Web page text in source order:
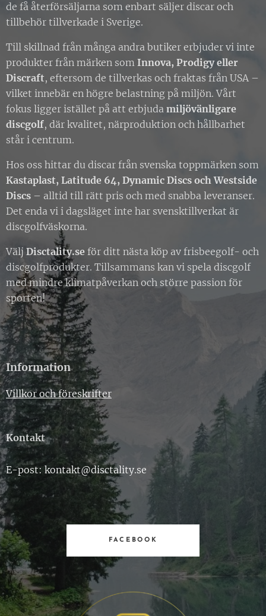
de få återförsäljarna som enbart säljer discar och
tillbehör tillverkade i Sverige.
Till skillnad från många andra butiker erbjuder vi inte
produkter från märken som Innova, Prodigy eller
Discraft, eftersom de tillverkas och fraktas från USA –
vilket innebär en högre belastning på miljön. Vårt
fokus ligger istället på att erbjuda miljövänligare
discgolf, där kvalitet, närproduktion och hållbarhet
står i centrum.
Hos oss hittar du discar från svenska toppmärken som
Kastaplast, Latitude 64, Dynamic Discs och Westside
Discs – alltid till rätt pris och med snabba leveranser.
Det enda vi i dagsläget inte har svensktillverkat är
discgolfväskorna.
Välj Disctality.se för ditt nästa köp av frisbeegolf- och
discgolfprodukter. Tillsammans kan vi spela discgolf
med mindre klimatpåverkan och större passion för
sporten!
Information
Villkor och föreskrifter
Kontakt
E-post: kontakt@disctality.se
FACEBOOK